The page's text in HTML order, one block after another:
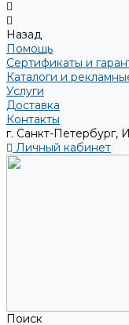
Назад
Помощь
Сертификаты и
Каталоги и
Услуги
Доставка
Контакты
г. Санкт-Петербург,
Личный кабинет
Поиск